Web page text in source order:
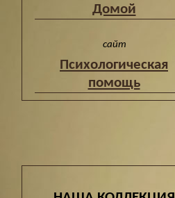
Домой
сайт
Психологическая
помощь